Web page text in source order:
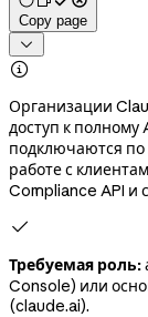
Copy page


Организации
доступ к
подключаются по
работе с
Compliance API и

Требуемая роль:
Console) или
(claude.ai).